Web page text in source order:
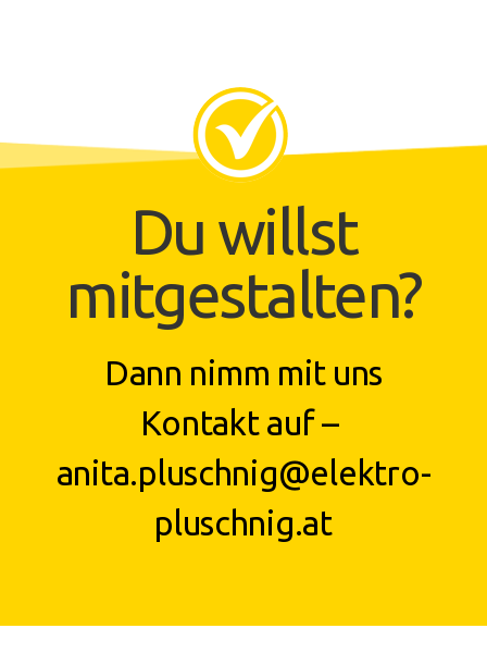
Du willst
mitgestalten?
Dann nimm mit uns
Kontakt auf –
anita.pluschnig@elektro-
pluschnig.at